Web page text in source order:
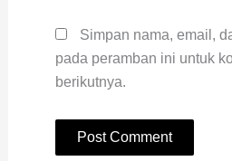
Simpan nama, email,
pada peramban ini untuk
berikutnya.